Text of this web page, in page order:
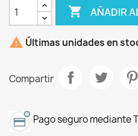
 AÑADIR
 Últimas unidades en
Compartir
Pago seguro mediante